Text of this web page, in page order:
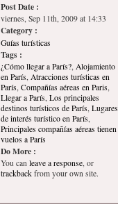
Post Date :
viernes, Sep 11th, 2009 at 14:33
Category :
Guías turísticas
Tags :
¿Cómo llegar a París? Alojamiento
en París Atracciones turísticas en
París Compañías aéreas en Paris
Llegar a París Los principales
destinos turísticos de París Lugares
de interés turístico en París
Principales compañías aéreas tienen
vuelos a París
Do More :
You can leave a response, or
trackback from your own site.